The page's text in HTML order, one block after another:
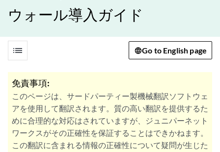
ウォール導入ガイド
list Go to English page
免責事項:
このページは、サードパーティー製機械翻訳ソフトウェ
アを使用して翻訳されます。質の高い翻訳を提供するた
めに合理的な対応はされていますが、ジュニパーネット
ワークスがその正確性を保証することはできかねます。
この翻訳に含まれる情報の正確性について疑問が生じた